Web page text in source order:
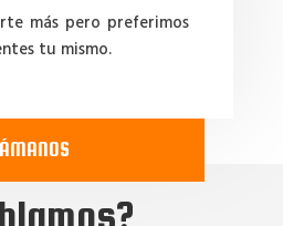
más pero preferimos
tu mismo.